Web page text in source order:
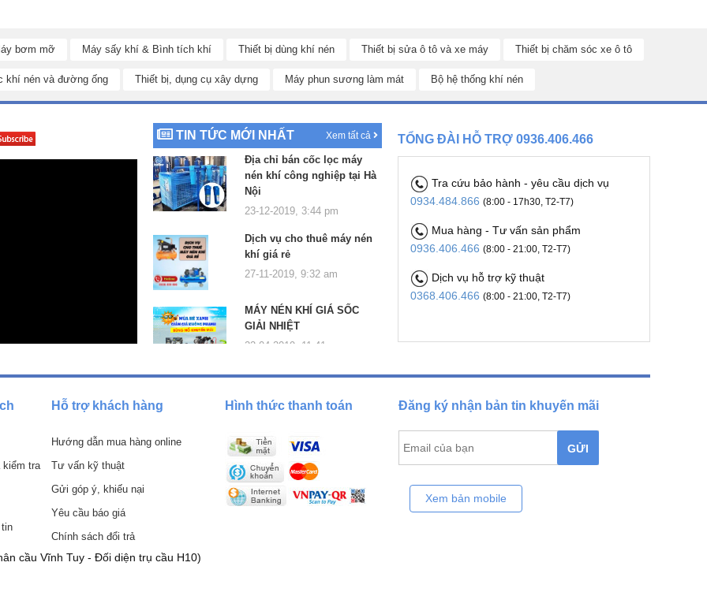
nguồn điện áp 380V, giúp máy nén khí 2 cấp Puma V-1.05/12.5 500L
theo yêu cầu sử dụng của các khu xưởng sản xuất, nhà máy, xí
bơm mỡ Máy sấy khí & Bình tích khí Thiết bị dùng khí nén Thiết bị sửa ô tô và xe máy Thiết bị chăm sóc xe ô tô
khí nén và đường ống Thiết bị, dụng cụ xây dựng Máy phun sương làm mát Bộ hệ thống khí nén
TIN TỨC MỚI NHẤT Xem tất cả
Địa chỉ bán cốc lọc máy
nén khí công nghiệp tại Hà
Nội
23-12-2019, 3:44 pm
Dịch vụ cho thuê máy nén
khí giá rẻ
27-11-2019, 9:32 am
MÁY NÉN KHÍ GIÁ SỐC
GIẢI NHIỆT
22-04-2019, 11:41 am
TỔNG ĐÀI HỖ TRỢ 0936.406.466
Tra cứu bảo hành - yêu cầu dịch vụ
0934.484.866 (8:00 - 17h30, T2-T7)
Mua hàng - Tư vấn sản phẩm
0936.406.466 (8:00 - 21:00, T2-T7)
Dịch vụ hỗ trợ kỹ thuật
0368.406.466 (8:00 - 21:00, T2-T7)
kiểm tra
Hỗ trợ khách hàng
Hướng dẫn mua hàng online
Tư vấn kỹ thuật
Gửi góp ý, khiếu nại
Yêu cầu báo giá
Chính sách đổi trả
Hình thức thanh toán Đăng ký nhận bản tin khuyến mãi
GỬI
Xem bản mobile
cầu Vĩnh Tuy - Đối diện trụ cầu H10)